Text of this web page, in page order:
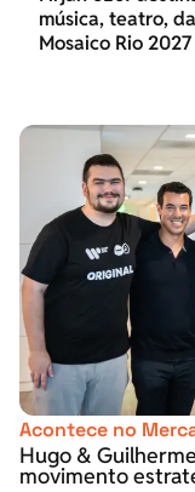
música, teatro,
Mosaico Rio 2027
Acontece no
Hugo &
movimento